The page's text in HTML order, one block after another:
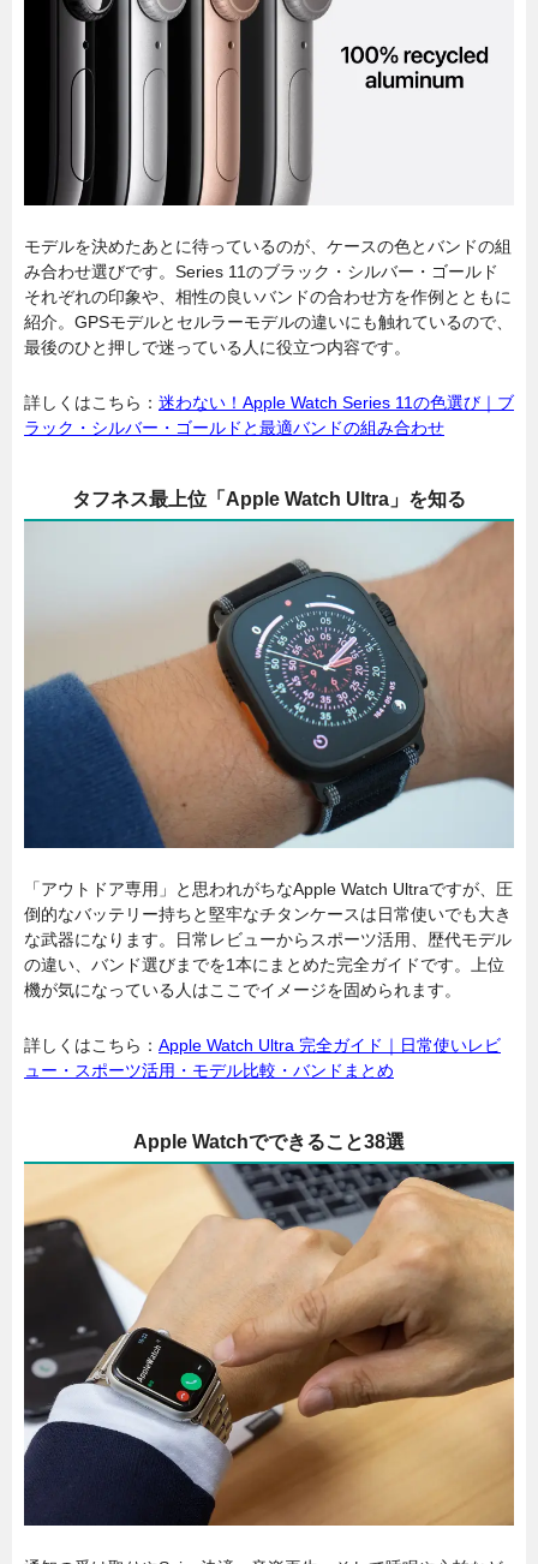
モデルを決めたあとに待っているのが、ケースの色とバンドの組
み合わせ選びです。Series 11のブラック・シルバー・ゴールド
それぞれの印象や、相性の良いバンドの合わせ方を作例とともに
紹介。GPSモデルとセルラーモデルの違いにも触れているので、
最後のひと押しで迷っている人に役立つ内容です。
詳しくはこちら： 迷わない！Apple Watch Series 11の色選び｜ブ
ラック・シルバー・ゴールドと最適バンドの組み合わせ
タフネス最上位「Apple Watch Ultra」を知る
「アウトドア専用」と思われがちなApple Watch Ultraですが、圧
倒的なバッテリー持ちと堅牢なチタンケースは日常使いでも大き
な武器になります。日常レビューからスポーツ活用、歴代モデル
の違い、バンド選びまでを1本にまとめた完全ガイドです。上位
機が気になっている人はここでイメージを固められます。
詳しくはこちら： Apple Watch Ultra 完全ガイド｜日常使いレビ
ュー・スポーツ活用・モデル比較・バンドまとめ
Apple Watchでできること38選